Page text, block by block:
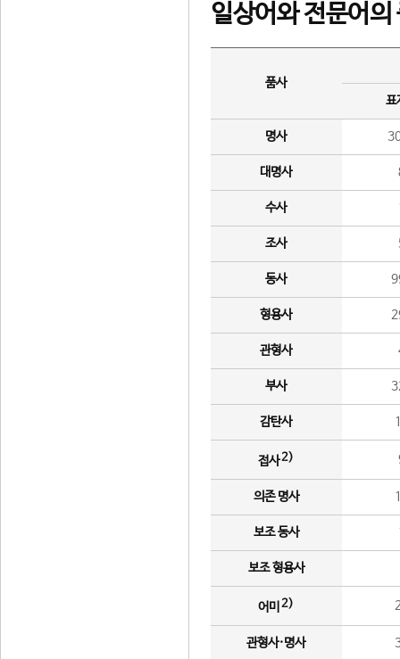
일상어와 전문어의
품사
표
명사
대명사
수사
조사
동사
형용사
관형사
부사
감탄사
접사2)
의존 명사
보조 동사
보조 형용사
어미 2)
관형사·명사